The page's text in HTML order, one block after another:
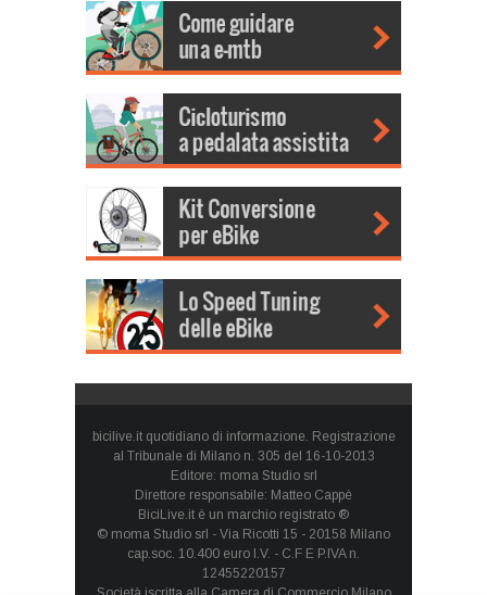
bicilive.it quotidiano di informazione. Registrazione
al Tribunale di Milano n. 305 del 16-10-2013
Editore: moma Studio srl
Direttore responsabile: Matteo Cappè
BiciLive.it è un marchio registrato ®
© moma Studio srl - Via Ricotti 15 - 20158 Milano
cap.soc. 10.400 euro I.V. - C.F E P.IVA n.
12455220157